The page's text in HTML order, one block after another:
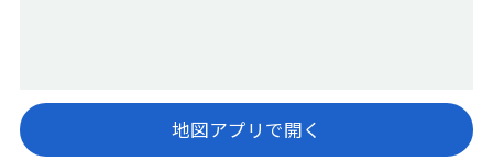
地図アプリで開く